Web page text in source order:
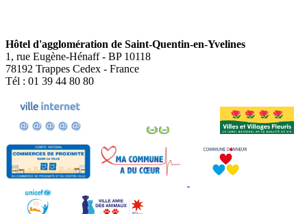
Hôtel d'agglomération de Saint-Quentin-en-Yvelines
1, rue Eugène-Hénaff - BP 10118
78192 Trappes Cedex - France
Tél : 01 39 44 80 80